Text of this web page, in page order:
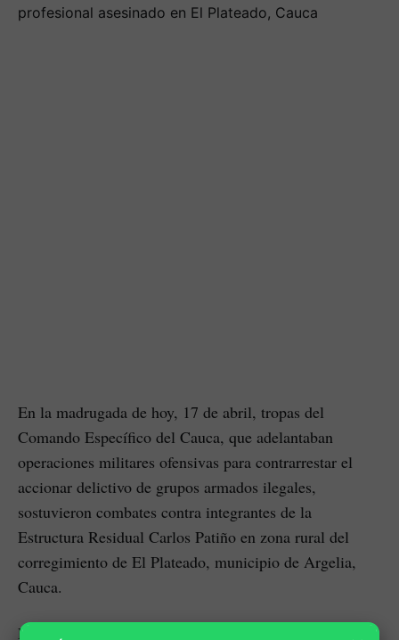
En la madrugada de hoy, 17 de abril, tropas del
Comando Específico del Cauca, que adelantaban
operaciones militares ofensivas para contrarrestar el
accionar delictivo de grupos armados ilegales,
sostuvieron combates contra integrantes de la
Estructura Residual Carlos Patiño en zona rural del
corregimiento de El Plateado, municipio de Argelia,
Cauca.
En estos combates lamentablemente muere el soldado